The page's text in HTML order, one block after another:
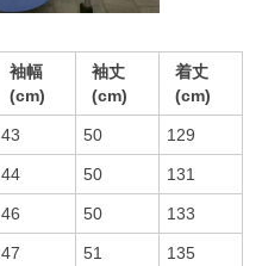
袖幅
(cm)
袖丈
(cm)
着丈
(cm)
43 50 129
44 50 131
46 50 133
47 51 135